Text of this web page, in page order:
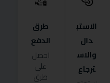
الاستب
دال
والاس
ترجاع
طرق
الدفع
احصل
على
طرق